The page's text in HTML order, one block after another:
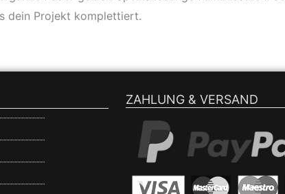
dein Projekt komplettiert.
ZAHLUNG & VERSAND